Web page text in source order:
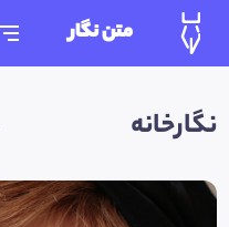
متن نگار
نگارخانه